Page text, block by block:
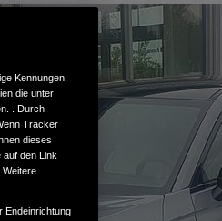
Kennungen,
die unter
. Durch
Tracker
dieses
auf den Link
Weitere
Endeinrichtung